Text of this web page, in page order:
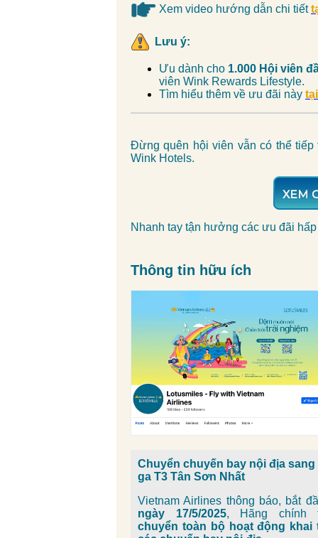
Xem video hướng dẫn chi tiết
Lưu ý:
Ưu dành cho 1.000 Hội viên
viên Wink Rewards Lifestyle.
Tìm hiểu thêm về ưu đãi này
Đừng quên hội viên vẫn có thể
Wink Hotels.
Nhanh tay tận hưởng các ưu đãi
Thông tin hữu ích
Chuyển chuyến bay nội địa sang
ga T3 Tân Sơn Nhất
Vietnam Airlines thông báo, bắt
ngày 17/5/2025, Hãng chính
chuyển toàn bộ hoạt động khai